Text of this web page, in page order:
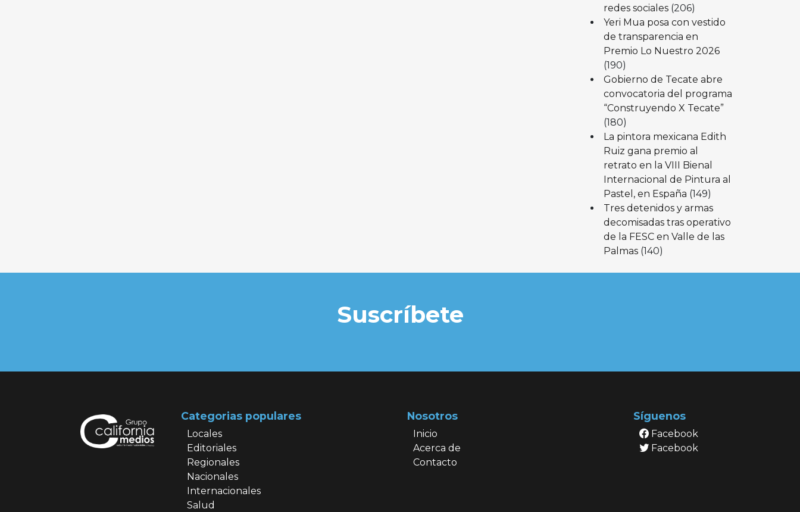
redes sociales (206)
Yeri Mua posa con vestido
de transparencia en
Premio Lo Nuestro 2026
(190)
Gobierno de Tecate abre
convocatoria del programa
“Construyendo X Tecate”
(180)
La pintora mexicana Edith
Ruiz gana premio al
retrato en la VIII Bienal
Internacional de Pintura al
Pastel, en España (149)
Tres detenidos y armas
decomisadas tras operativo
de la FESC en Valle de las
Palmas (140)
Suscríbete
Categorias populares
Locales
Editoriales
Regionales
Nacionales
Internacionales
Salud
Nosotros
Inicio
Acerca de
Contacto
Síguenos
Facebook
Facebook